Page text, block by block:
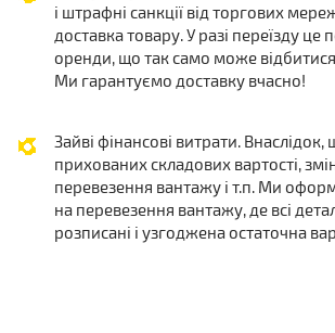
і штрафні санкції від торгових
доставка товару. У разі переїзду
оренди, що так само може
Ми гарантуємо доставку вчасно!
Зайві фінансові витрати. Внаслідок,
прихованих складових вартості,
перевезення вантажу і т.п. Ми
на перевезення вантажу, де всі
розписані і узгоджена остаточна